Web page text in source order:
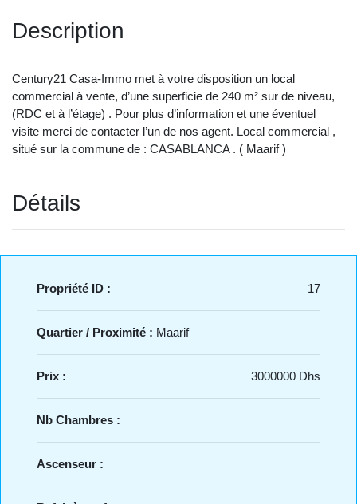
Description
Century21 Casa-Immo met à votre disposition un local
commercial à vente, d’une superficie de 240 m² sur de niveau,
(RDC et à l’étage) . Pour plus d’information et une éventuel
visite merci de contacter l’un de nos agent. Local commercial ,
situé sur la commune de : CASABLANCA . ( Maarif )
Détails
Propriété ID : 17
Quartier / Proximité : Maarif
Prix : 3000000 Dhs
Nb Chambres :
Ascenseur :